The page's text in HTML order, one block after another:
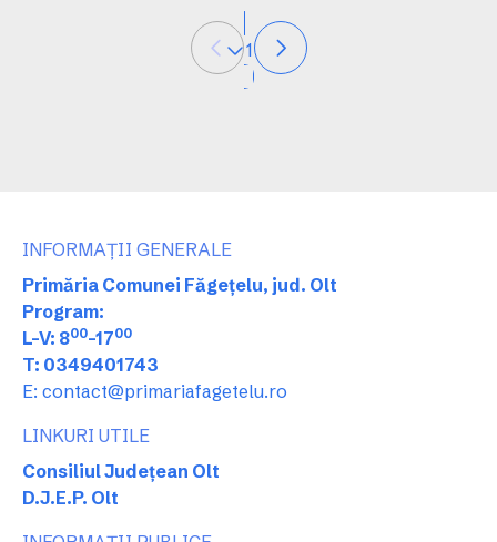
1
INFORMAȚII GENERALE
Primăria Comunei Făgețelu, jud. Olt
Program:
L-V: 800-1700
T: 0349401743
E: contact@primariafagetelu.ro
LINKURI UTILE
Consiliul Județean Olt
D.J.E.P. Olt